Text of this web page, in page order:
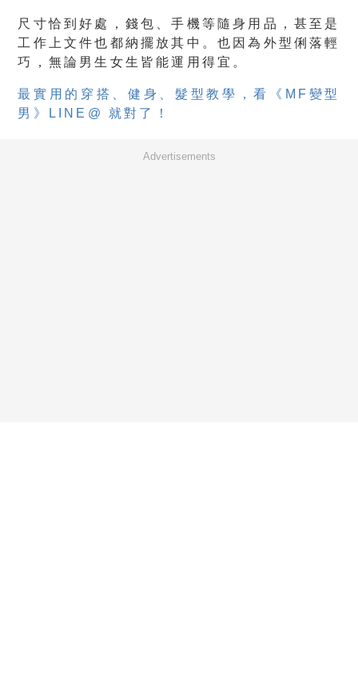
尺寸恰到好處，錢包、手機等隨身用品，甚至是
工作上文件也都納擺放其中。也因為外型俐落輕
巧，無論男生女生皆能運用得宜。
最實用的穿搭、健身、髮型教學，看《MF變型
男》LINE@ 就對了！
Advertisements